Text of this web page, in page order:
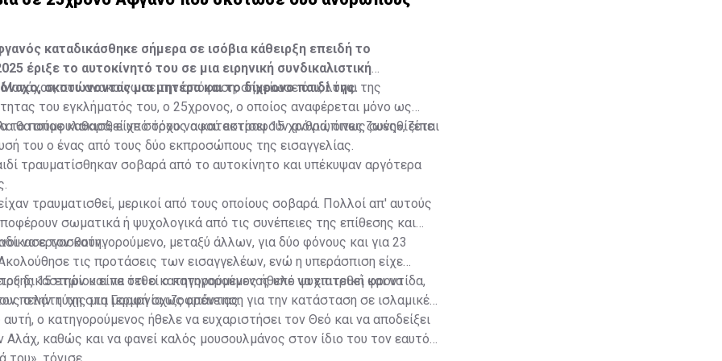
καταδικάσθηκε σήμερα σε ισόβια κάθειρξη επειδή το
έριξε το αυτοκίνητό του σε μια ειρηνική συνδικαλιστική
σκοτώνοντας μια μητέρα και το δίχρονο παιδί της.
Μονάχου, που ανακοίνωσε την απόφαση, σημείωσε ότι, λόγω της
του εγκλήματός του, ο 25χρονος, ο οποίος αναφέρεται μόνο ως
θα αποφυλακισθεί υπό όρους αφού εκτίσει 15 χρόνια, όπως συνηθίζεται
το πούμε καθαρά, είχε στόχο να καταστραφούν ανθρώπινες ζωές», είπε
του ο ένας από τους δύο εκπροσώπους της εισαγγελίας.
τραυματίσθηκαν σοβαρά από το αυτοκίνητο και υπέκυψαν αργότερα
τραυματισθεί, μερικοί από τους οποίους σοβαρά. Πολλοί απ' αυτούς
σωματικά ή ψυχολογικά από τις συνέπειες της επίθεσης και
να εργασθούν.
τον κατηγορούμενο, μεταξύ άλλων, για δύο φόνους και για 23
τις προτάσεις των εισαγγελέων, ενώ η υπεράσπιση είχε
15 ετών και να τεθεί ο κατηγορούμενος υπό ψυχιατρική φροντίδα,
πελάτη της μια μορφή σχιζοφρένειας.
δικαστηρίου είπε ότι ο κατηγορούμενος ήθελε να επιτεθεί και να
στην τύχη στη Γερμανία ως απάντηση για την κατάσταση σε ισλαμικές
ο κατηγορούμενος ήθελε να ευχαριστήσει τον Θεό και να αποδείξει
Αλάχ, καθώς και να φανεί καλός μουσουλμάνος στον ίδιο του τον εαυτό
του», τόνισε.